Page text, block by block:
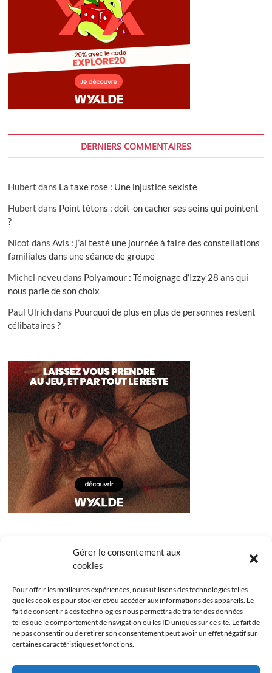
Gérer le consentement aux
cookies
Pour offrir les meilleures expériences, nous utilisons des technologies telles
que les cookies pour stocker et/ou accéder aux informations des appareils. Le
fait de consentir à ces technologies nous permettra de traiter des données
telles que le comportement de navigation ou les ID uniques sur ce site. Le fait de
ne pas consentir ou de retirer son consentement peut avoir un effet négatif sur
certaines caractéristiques et fonctions.
DERNIERS COMMENTAIRES
Hubert dans La taxe rose : Une injustice sexiste
Hubert dans Point tétons : doit-on cacher ses seins qui pointent
?
Nicot dansAvis : j’ai testé une journée à faire des constellations
familiales dans une séance de groupe
Michel neveudans Polyamour : Témoignage d’Izzy 28 ans qui
nous parle de son choix
Paul Ulrichdans Pourquoi de plus en plus de personnes restent
célibataires ?